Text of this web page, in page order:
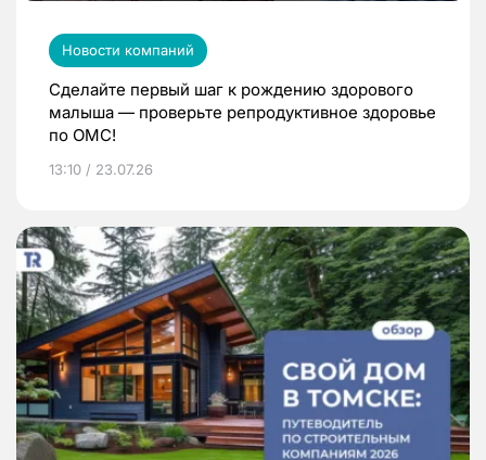
Новости компаний
Сделайте первый шаг к рождению здорового
малыша — проверьте репродуктивное здоровье
по ОМС!
13:10 / 23.07.26